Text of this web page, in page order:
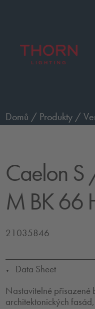
Domů / Produkty /
Caelon S
M BK 66
21035846
▼
Data Sheet
Nastavitelné
architektonických